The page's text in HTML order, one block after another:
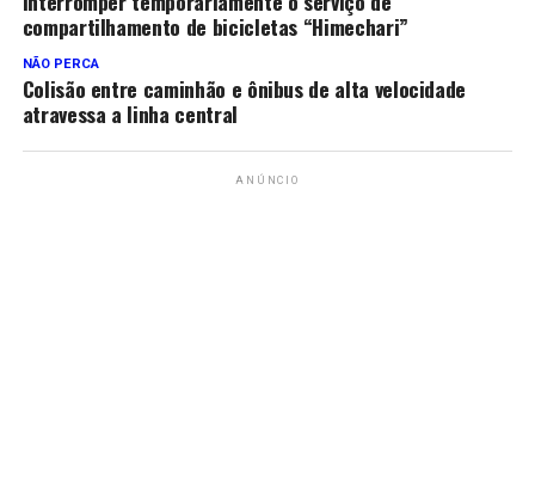
compartilhamento de bicicletas “Himechari”
NÃO PERCA
Colisão entre caminhão e ônibus de alta velocidade
atravessa a linha central
ANÚNCIO